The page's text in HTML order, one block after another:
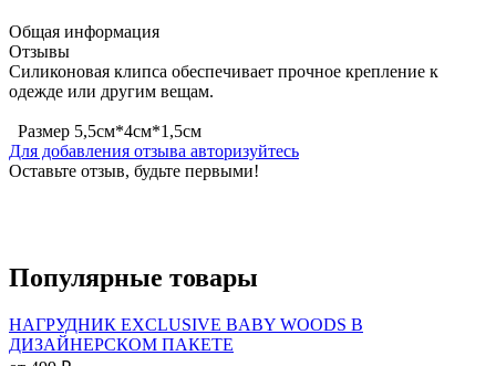
Общая информация
Отзывы
Силиконовая клипса обеспечивает прочное крепление к
одежде или другим вещам.
Размер 5,5см*4см*1,5см
Для добавления отзыва авторизуйтесь
Оставьте отзыв, будьте первыми!
Популярные товары
НАГРУДНИК EXCLUSIVE BABY WOODS В
ДИЗАЙНЕРСКОМ ПАКЕТЕ